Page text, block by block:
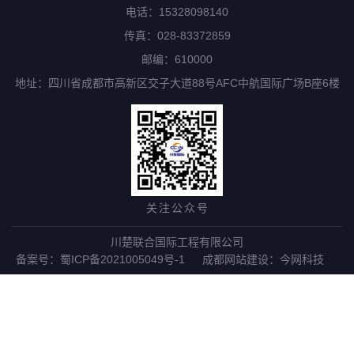
电话：15328098140
传真：028-83372859
邮编：610000
地址：四川省成都市高新区交子大道88号AFC中航国际广场B座6楼
关注公众号
川楚联合国际工程有限公司
备案号：蜀ICP备2021005049号-1
成都网站建设： 今网科技